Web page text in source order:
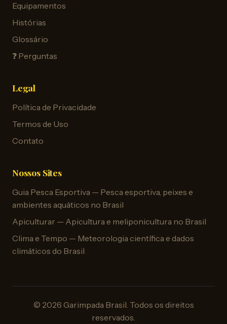
Equipamentos
Histórias
Glossário
❓ Perguntas
Legal
Política de Privacidade
Termos de Uso
Contato
Nossos Sites
Guia Pesca Esportiva — Pesca esportiva, peixes e
ambientes aquáticos no Brasil
Apiculturar — Apicultura e meliponicultura no Brasil
Clima e Tempo — Meteorologia científica e dados
climáticos do Brasil
© 2026 Garimpada Brasil. Todos os direitos
reservados.